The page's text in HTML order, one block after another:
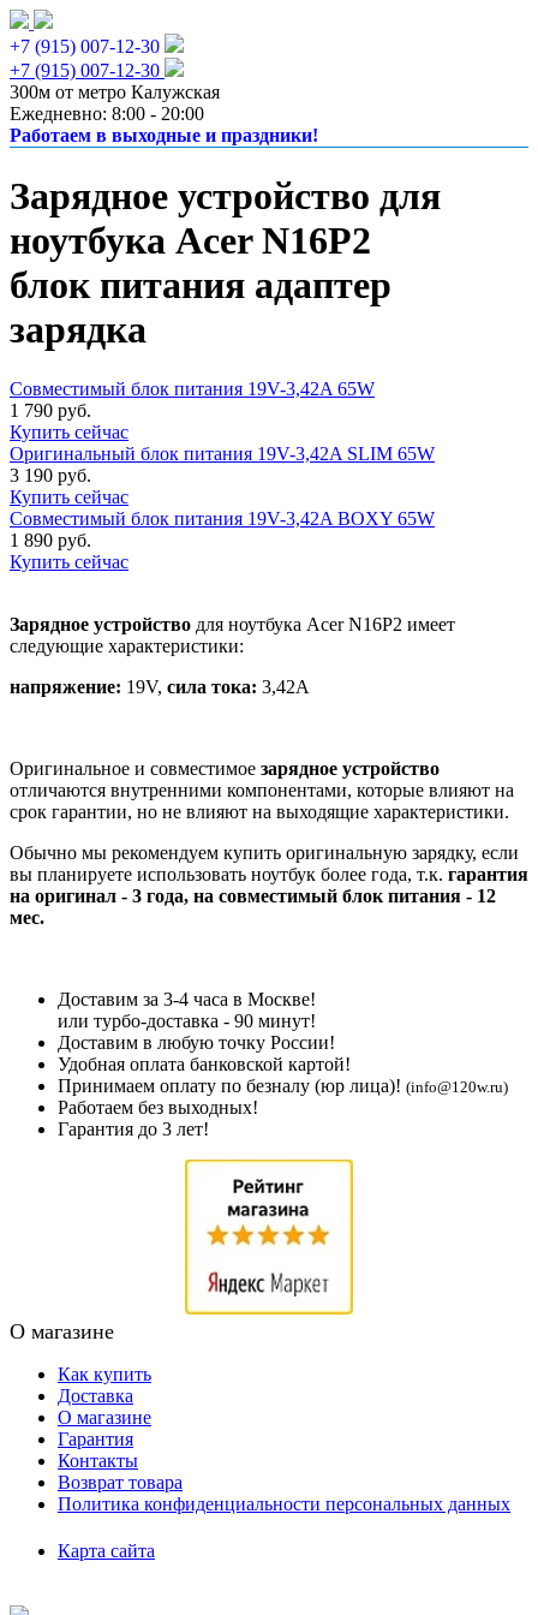
+7 (915) 007-12-30
+7 (915) 007-12-30
300м от метро Калужская
Ежедневно: 8:00 - 20:00
Работаем в выходные и праздники!
Зарядное устройство для
ноутбука Acer N16P2
блок питания адаптер
зарядка
Совместимый блок питания 19V-3,42A 65W
1 790 руб.
Купить сейчас
Оригинальный блок питания 19V-3,42A SLIM 65W
3 190 руб.
Купить сейчас
Совместимый блок питания 19V-3,42A BOXY 65W
1 890 руб.
Купить сейчас
Зарядное устройство для ноутбука Acer N16P2 имеет
следующие характеристики:
напряжение: 19V, сила тока: 3,42A
Оригинальное и совместимое зарядное устройство
отличаются внутренними компонентами, которые влияют на
срок гарантии, но не влияют на выходящие характеристики.
Обычно мы рекомендуем купить оригинальную зарядку, если
вы планируете использовать ноутбук более года, т.к. гарантия
на оригинал - 3 года, на совместимый блок питания - 12
мес.
Доставим за 3-4 часа в Москве!
или турбо-доставка - 90 минут!
Доставим в любую точку России!
Удобная оплата банковской картой!
Принимаем оплату по безналу (юр лица)! (info@120w.ru)
Работаем без выходных!
Гарантия до 3 лет!
О магазине
Как купить
Доставка
О магазине
Гарантия
Контакты
Возврат товара
Политика конфиденциальности персональных данных
Карта сайта